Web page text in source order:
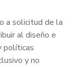
a solicitud de la
al diseño e
políticas
y no